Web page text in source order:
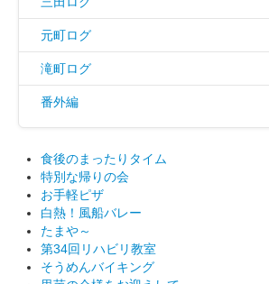
元町ログ
滝町ログ
番外編
食後のまったりタイム
特別な帰りの会
お手軽ピザ
白熱！風船バレー
たまや～
第34回リハビリ教室
そうめんバイキング